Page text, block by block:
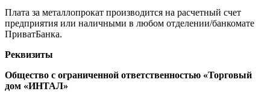
Плата за металлопрокат производится на расчетный счет
предприятия или наличными в любом отделении/банкомате
ПриватБанка.
Реквизиты
Общество с ограниченной ответственностью «Торговый
дом «ИНТАЛ»